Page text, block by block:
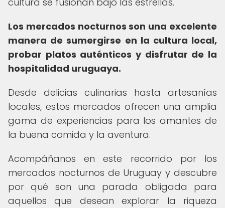
Los mercados nocturnos son una excelente
manera de sumergirse en la cultura local,
probar platos auténticos y disfrutar de la
hospitalidad uruguaya.
Desde delicias culinarias hasta artesanías
locales, estos mercados ofrecen una amplia
gama de experiencias para los amantes de
la buena comida y la aventura.
Acompáñanos en este recorrido por los
mercados nocturnos de Uruguay y descubre
por qué son una parada obligada para
aquellos que desean explorar la riqueza